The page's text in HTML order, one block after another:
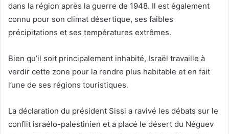
dans la région après la guerre de 1948. Il est également
connu pour son climat désertique, ses faibles
précipitations et ses températures extrêmes.
Bien qu’il soit principalement inhabité, Israël travaille à
verdir cette zone pour la rendre plus habitable et en fait
l’une de ses régions touristiques.
La déclaration du président Sissi a ravivé les débats sur le
conflit israélo-palestinien et a placé le désert du Néguev